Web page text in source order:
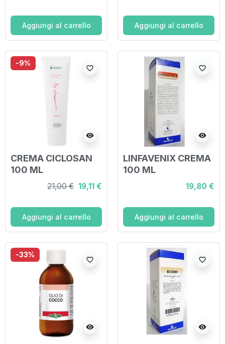
Aggiungi al carrello Aggiungi al carrello
-9%
visibility
favorite_border
CREMA CICLOSAN
100 ML
21,00 € 19,11 €
Aggiungi al carrello
visibility
favorite_border
LINFAVENIX CREMA
100 ML
19,80 €
Aggiungi al carrello
-33%
visibility
favorite_border
visibility
favorite_border